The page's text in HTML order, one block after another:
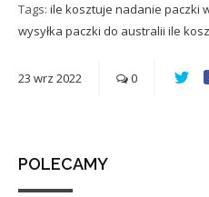
Tags: ile kosztuje nadanie paczki
wysyłka paczki do australii ile
23 wrz 2022 0
POLECAMY